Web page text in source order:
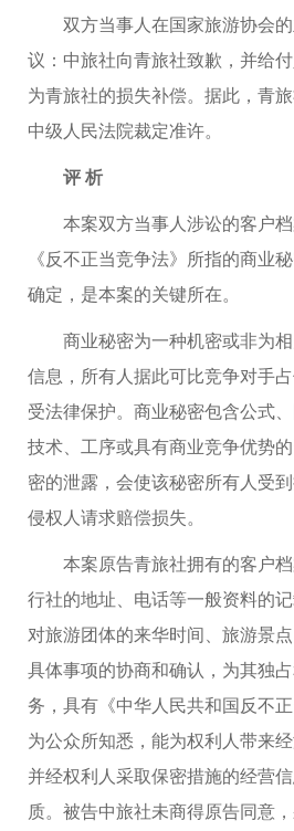
双方当事人在国家旅游协会的
议：中旅社向青旅社致歉，并给
为青旅社的损失补偿。据此，青
中级人民法院裁定准许。
评 析
本案双方当事人涉讼的客户档
《反不正当竞争法》所指的商业
确定，是本案的关键所在。
商业秘密为一种机密或非为相
信息，所有人据此可比竞争对手
受法律保护。商业秘密包含公式、
技术、工序或具有商业竞争优势
密的泄露，会使该秘密所有人受
侵权人请求赔偿损失。
本案原告青旅社拥有的客户档
行社的地址、电话等一般资料的
对旅游团体的来华时间、旅游景
具体事项的协商和确认，为其独
务，具有《中华人民共和国反不
为公众所知悉，能为权利人带来
并经权利人采取保密措施的经营
质。被告中旅社未商得原告同意